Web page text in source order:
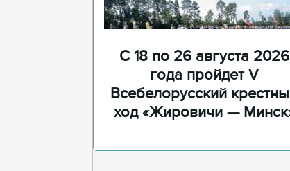
С 18 по 26 августа 2026
года пройдет V
Всебелорусский
ход «Жировичи —